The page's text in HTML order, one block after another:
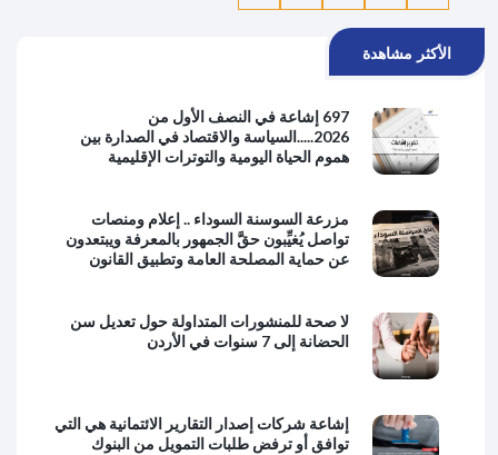
الأكثر مشاهدة
697 إشاعة في النصف الأول من
2026.....السياسة والاقتصاد في الصدارة بين
هموم الحياة اليومية والتوترات الإقليمية
مزرعة السوسنة السوداء .. إعلام ومنصات
تواصل يُغيِّبون حقَّ الجمهور بالمعرفة ويبتعدون
عن حماية المصلحة العامة وتطبيق القانون
لا صحة للمنشورات المتداولة حول تعديل سن
الحضانة إلى 7 سنوات في الأردن
إشاعة شركات إصدار التقارير الائتمانية هي التي
توافق أو ترفض طلبات التمويل من البنوك